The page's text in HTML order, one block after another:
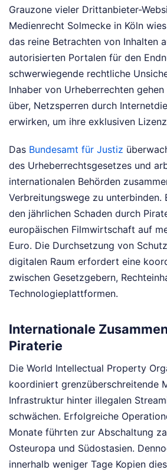
Grauzone vieler Drittanbieter-
Medienrecht Solmecke in Köln
das reine Betrachten von Inhalten
autorisierten Portalen für den
schwerwiegende rechtliche
Inhaber von Urheberrechten
über, Netzsperren durch
erwirken, um ihre exklusiven
Das Bundesamt für Justiz
des Urheberrechtsgesetzes und
internationalen Behörden
Verbreitungswege zu unterbinden.
den jährlichen Schaden durch
europäischen Filmwirtschaft auf
Euro. Die Durchsetzung von
digitalen Raum erfordert eine
zwischen Gesetzgebern,
Technologieplattformen.
Internationale
Piraterie
Die World Intellectual Property
koordiniert grenzüberschreitende
Infrastruktur hinter illegalen
schwächen. Erfolgreiche
Monate führten zur Abschaltung
Osteuropa und Südostasien.
innerhalb weniger Tage Kopien